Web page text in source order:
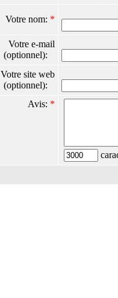
Votre nom: *
Votre e-mail
(optionnel):
Votre site web
(optionnel):
Avis: *